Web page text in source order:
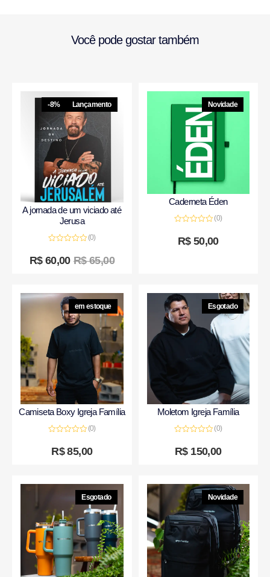
Você pode gostar também
-8% Lançamento
A jornada de um viciado até
Jerusa
0
de
(0)
R$65,00
R$60,00
Novidade
Caderneta Éden
de
(0)
R$50,00
em estoque
Camiseta Boxy Igreja Família
de
(0)
R$85,00
Esgotado
Moletom Igreja Família
0
de
(0)
R$150,00
Esgotado Novidade